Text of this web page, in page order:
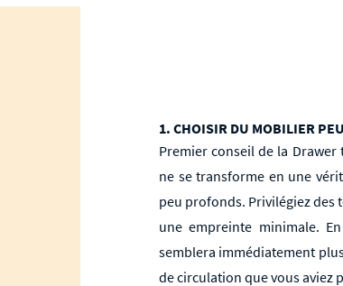
1. CHOISIR DU MOBILIER
Premier conseil de la
ne se transforme en une
peu profonds. Privilégiez des
une empreinte minimale.
semblera immédiatement
de circulation que vous aviez